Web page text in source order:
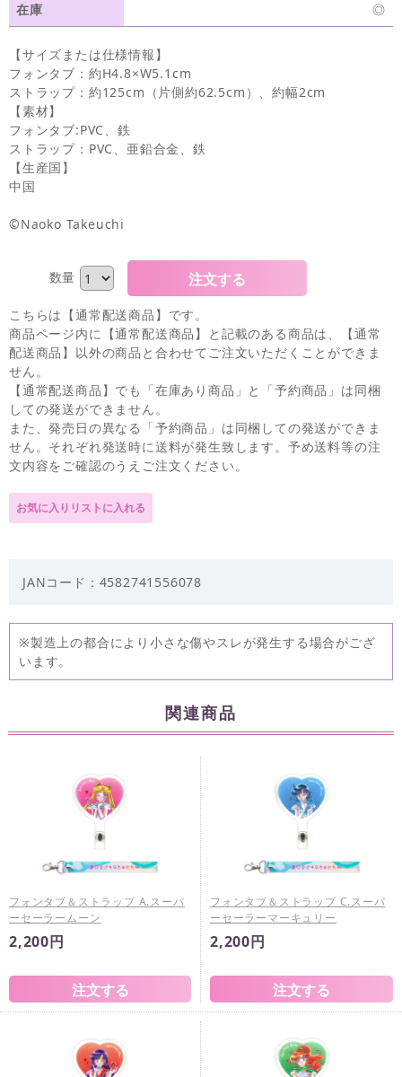
在庫 ◎
【サイズまたは仕様情報】
フォンタブ：約H4.8×W5.1cm
ストラップ：約125cm（片側約62.5cm）、約幅2cm
【素材】
フォンタブ:PVC、鉄
ストラップ：PVC、亜鉛合金、鉄
【生産国】
中国
©Naoko Takeuchi
数量
こちらは【通常配送商品】です。
商品ページ内に【通常配送商品】と記載のある商品は、【通常
配送商品】以外の商品と合わせてご注文いただくことができま
せん。
【通常配送商品】でも「在庫あり商品」と「予約商品」は同梱
しての発送ができません。
また、発売日の異なる「予約商品」は同梱しての発送ができま
せん。それぞれ発送時に送料が発生致します。予め送料等の注
文内容をご確認のうえご注文ください。
JANコード：4582741556078
※製造上の都合により小さな傷やスレが発生する場合がござ
います。
関連商品
フォンタブ＆ストラップ A.スーパ
ーセーラームーン
2,200円
フォンタブ＆ストラップ C.スーパ
ーセーラーマーキュリー
2,200円